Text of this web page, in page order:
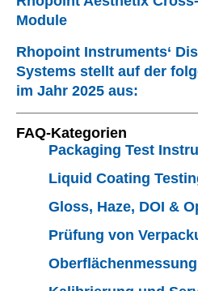
Module
Rhopoint Instruments‘
Systems stellt auf der
im Jahr 2025 aus:
FAQ-Kategorien
Packaging Test
Liquid Coating
Gloss, Haze, DOI &
Prüfung von
Oberflächenmessung